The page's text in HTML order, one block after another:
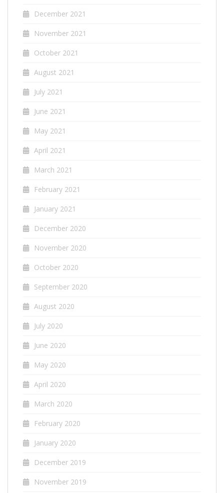
December 2021
November 2021
October 2021
August 2021
July 2021
June 2021
May 2021
April 2021
March 2021
February 2021
January 2021
December 2020
November 2020
October 2020
September 2020
August 2020
July 2020
June 2020
May 2020
April 2020
March 2020
February 2020
January 2020
December 2019
November 2019